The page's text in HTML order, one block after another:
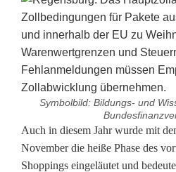
Symbolbild: Bildungs- und
N
i
Auch in diesem Jahr wurde mit
November die heiße Phase des
Shoppings eingeläutet und